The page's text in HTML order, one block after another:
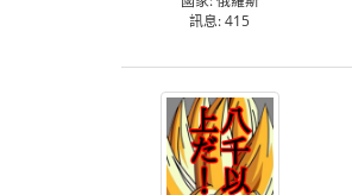
訊息: 415